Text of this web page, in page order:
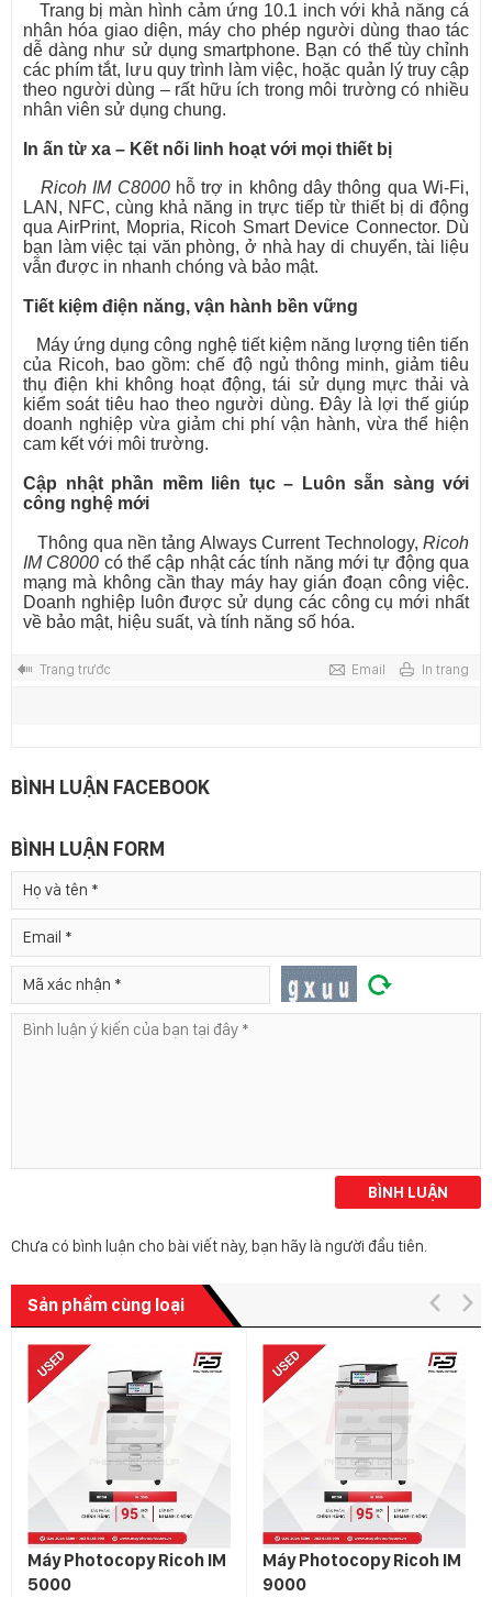
Trang bị màn hình cảm ứng 10.1 inch với khả năng cá
nhân hóa giao diện, máy cho phép người dùng thao tác
dễ dàng như sử dụng smartphone. Bạn có thể tùy chỉnh
các phím tắt, lưu quy trình làm việc, hoặc quản lý truy cập
theo người dùng – rất hữu ích trong môi trường có nhiều
nhân viên sử dụng chung.
In ấn từ xa – Kết nối linh hoạt với mọi thiết bị
Ricoh IM C8000hỗ trợ in không dây thông qua Wi-Fi,
LAN, NFC, cùng khả năng in trực tiếp từ thiết bị di động
qua AirPrint, Mopria, Ricoh Smart Device Connector. Dù
bạn làm việc tại văn phòng, ở nhà hay di chuyển, tài liệu
vẫn được in nhanh chóng và bảo mật.
Tiết kiệm điện năng, vận hành bền vững
Máy ứng dụng công nghệ tiết kiệm năng lượng tiên tiến
của Ricoh, bao gồm: chế độ ngủ thông minh, giảm tiêu
thụ điện khi không hoạt động, tái sử dụng mực thải và
kiểm soát tiêu hao theo người dùng. Đây là lợi thế giúp
doanh nghiệp vừa giảm chi phí vận hành, vừa thể hiện
cam kết với môi trường.
Cập nhật phần mềm liên tục – Luôn sẵn sàng với
công nghệ mới
Thông qua nền tảng Always Current Technology, Ricoh
IM C8000 có thể cập nhật các tính năng mới tự động qua
mạng mà không cần thay máy hay gián đoạn công việc.
Doanh nghiệp luôn được sử dụng các công cụ mới nhất
về bảo mật, hiệu suất, và tính năng số hóa.
Trang trước Email In trang
BÌNH LUẬN FACEBOOK
BÌNH LUẬN FORM
BÌNH LUẬN
Chưa có bình luận cho bài viết này, bạn hãy là người đầu tiên.
Sản phẩm cùng loại
Máy Photocopy Ricoh IM
5000
Máy Photocopy Ricoh IM
9000